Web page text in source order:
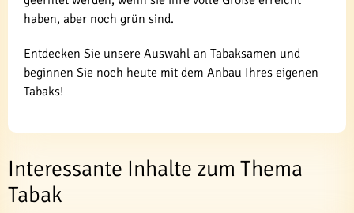
haben, aber noch grün sind.
Entdecken Sie unsere Auswahl an Tabaksamen und
beginnen Sie noch heute mit dem Anbau Ihres eigenen
Tabaks!
Interessante Inhalte zum Thema
Tabak